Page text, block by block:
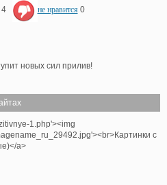
4 не нравится 0
новых сил прилив!
1.php'><img
с
a>